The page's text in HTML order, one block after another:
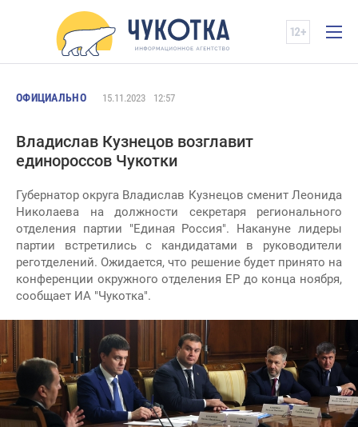
ОФИЦИАЛЬНО 15.11.2023 12:57
Владислав Кузнецов возглавит
единороссов Чукотки
Губернатор округа Владислав Кузнецов сменит Леонида
Николаева на должности секретаря регионального
отделения партии "Единая Россия". Накануне лидеры
партии встретились с кандидатами в руководители
реготделений. Ожидается, что решение будет принято на
конференции окружного отделения ЕР до конца ноября,
сообщает ИА "Чукотка".